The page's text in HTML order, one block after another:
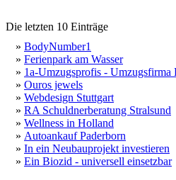
Die letzten 10 Einträge
» BodyNumber1
» Ferienpark am Wasser
» 1a-Umzugsprofis - Umzugsfirma
» Ouros jewels
» Webdesign Stuttgart
» RA Schuldnerberatung Stralsund
» Wellness in Holland
» Autoankauf Paderborn
» In ein Neubauprojekt investieren
» Ein Biozid - universell einsetzbar